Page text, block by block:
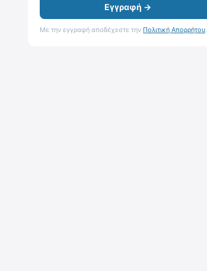
Εγγραφή →
Με την εγγραφή αποδέχεστε την Πολιτική Απορρήτου.